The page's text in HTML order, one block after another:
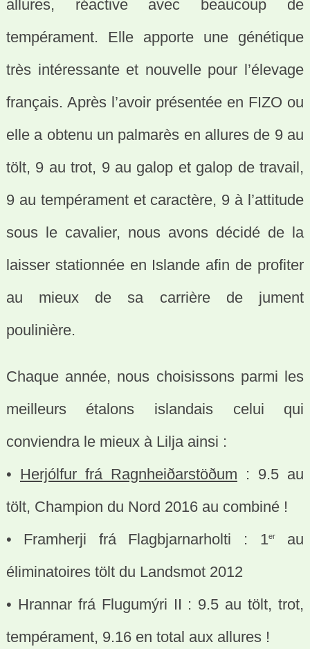
allures, réactive avec beaucoup de
tempérament. Elle apporte une génétique
très intéressante et nouvelle pour l’élevage
français. Après l’avoir présentée en FIZO ou
elle a obtenu un palmarès en allures de 9 au
tölt, 9 au trot, 9 au galop et galop de travail,
9 au tempérament et caractère, 9 à l’attitude
sous le cavalier, nous avons décidé de la
laisser stationnée en Islande afin de profiter
au mieux de sa carrière de jument
poulinière.
Chaque année, nous choisissons parmi les
meilleurs étalons islandais celui qui
conviendra le mieux à Lilja ainsi :
• Herjólfur frá Ragnheiðarstöðum : 9.5 au
tölt, Champion du Nord 2016 au combiné !
• Framherji frá Flagbjarnarholti : 1erau
éliminatoires tölt du Landsmot 2012
• Hrannar frá Flugumýri II : 9.5 au tölt, trot,
tempérament, 9.16 en total aux allures !